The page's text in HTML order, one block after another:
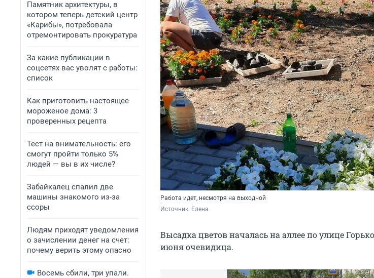
Памятник архитектуры, в
котором теперь детский центр
«Карибы», потребовала
отремонтировать прокуратура
За какие публикации в
соцсетях вас уволят с работы:
список
Как приготовить настоящее
мороженое дома: 3
проверенных рецепта
Тест на внимательность: его
смогут пройти только 5%
людей — вы в их числе?
Забайкалец спалил две
машины знакомого из-за
ссоры
Людям приходят уведомления
о зачислении денег на счет:
почему верить этому опасно
Восемь сбили, три упали.
Работа идет, несмотря на выходной
Источник: Елена
Высадка цветов началась на аллее по улице
июня очевидица.